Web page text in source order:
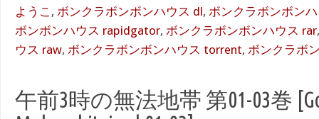
ようこ , ボンクラボンボンハウス dl, ボンクラボンボン
ボンボンハウス rapidgator, ボンクラボンボンハウス rar
ウス raw, ボンクラボンボンハウス torrent, ボンクラボ
午前3時の無法地帯 第01-03巻